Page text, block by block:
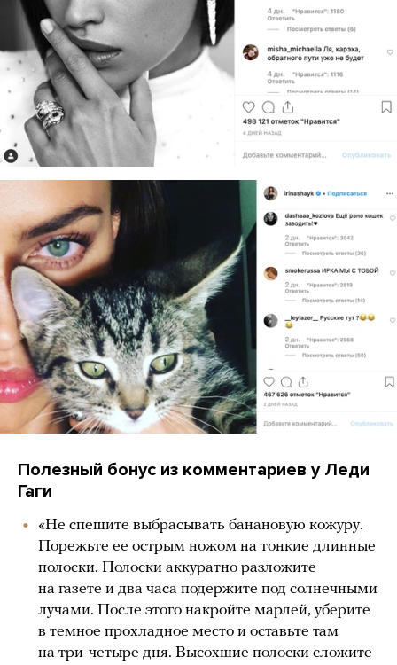
Полезный бонус из комментариев у Леди
Гаги
«Не спешите выбрасывать банановую кожуру.
Порежьте ее острым ножом на тонкие длинные
полоски. Полоски аккуратно разложите
на газете и два часа подержите под солнечными
лучами. После этого накройте марлей, уберите
в темное прохладное место и оставьте там
на три-четыре дня. Высохшие полоски сложите